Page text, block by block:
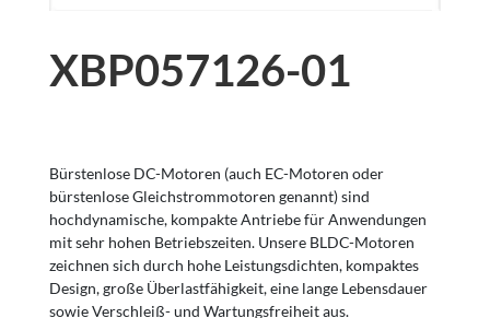
XBP057126-01
Bürstenlose DC-Motoren (auch EC-Motoren oder
bürstenlose Gleichstrommotoren genannt) sind
hochdynamische, kompakte Antriebe für Anwendungen
mit sehr hohen Betriebszeiten. Unsere BLDC-Motoren
zeichnen sich durch hohe Leistungsdichten, kompaktes
Design, große Überlastfähigkeit, eine lange Lebensdauer
sowie Verschleiß- und Wartungsfreiheit aus.